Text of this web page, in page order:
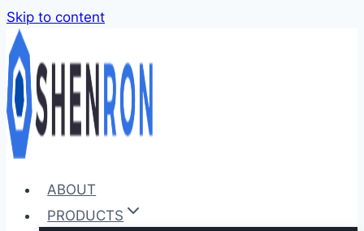
Skip to content
ABOUT
PRODUCTS